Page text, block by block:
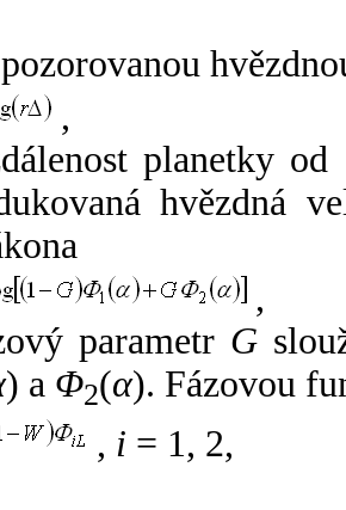
,
planetky od
hvězdná
,
parametr G
) a Φ2(α). Fázovou
, i = 1, 2,